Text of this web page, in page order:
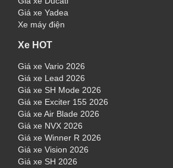
Giá xe Yadea
Xe máy điện
Xe HOT
Giá xe Vario 2026
Giá xe Lead 2026
Giá xe SH Mode 2026
Giá xe Exciter 155 2026
Giá xe Air Blade 2026
Giá xe NVX 2026
Giá xe Winner R 2026
Giá xe Vision 2026
Giá xe SH 2026